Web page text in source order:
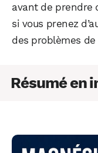
avant de prendre
si vous prenez
des problèmes de
Résumé en